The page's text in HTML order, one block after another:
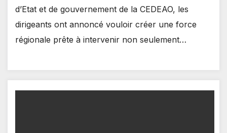
d’Etat et de gouvernement de la CEDEAO, les
dirigeants ont annoncé vouloir créer une force
régionale prête à intervenir non seulement…